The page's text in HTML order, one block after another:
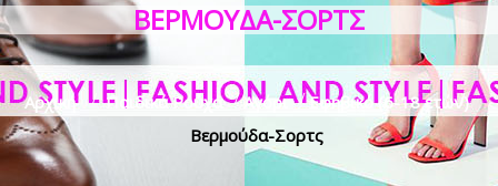
Αρχική > Παιδικά Ρούχα > Αγόρι > Εφηβικό (6-18 ετών)
Βερμούδα-Σορτς
ΒΕΡΜΟΎΔΑ-ΣΟΡΤΣ